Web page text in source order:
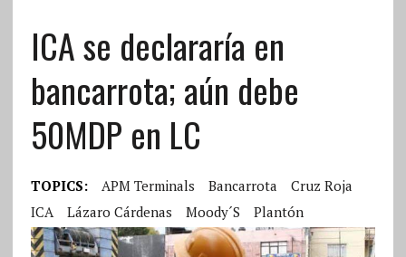
ICA se declararía en
bancarrota; aún debe
50MDP en LC
TOPICS: APM Terminals Bancarrota
Cruz Roja
ICA
Lázaro Cárdenas Moody´s Plantón